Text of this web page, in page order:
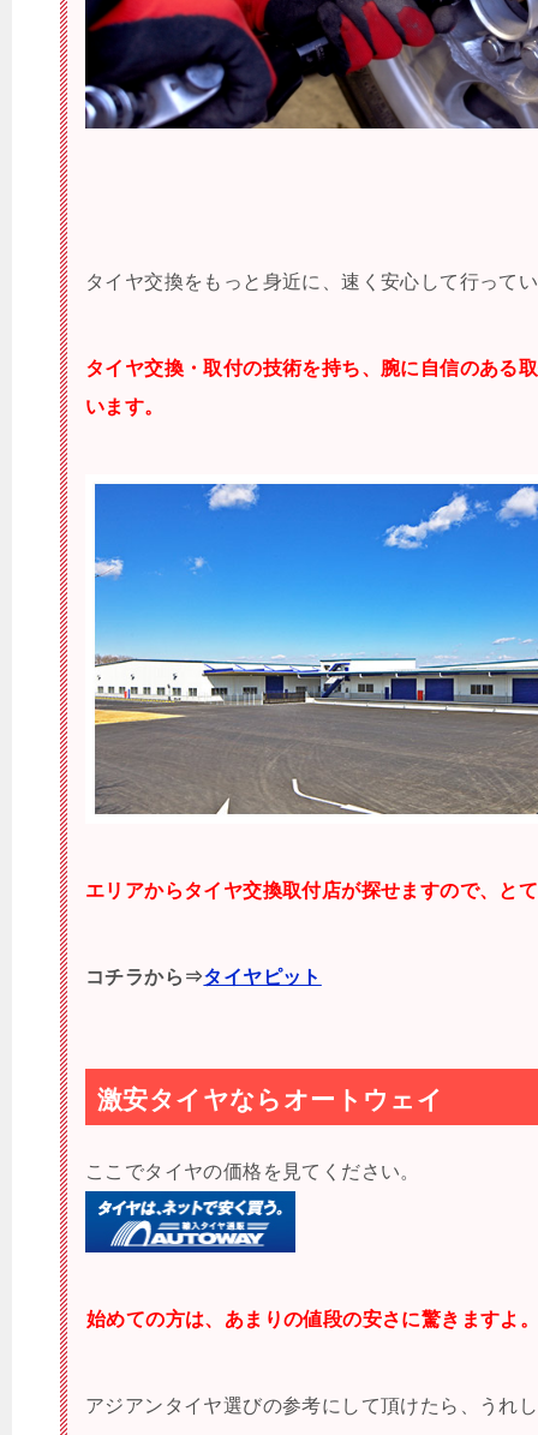
タイヤ交換をもっと身近に、速く安心して行って
タイヤ交換・取付の技術を持ち、腕に自信のある
います。
エリアからタイヤ交換取付店が探せますので、と
コチラから⇒タイヤピット
激安タイヤならオートウェイ
ここでタイヤの価格を見てください。
始めての方は、あまりの値段の安さに驚きますよ
アジアンタイヤ選びの参考にして頂けたら、うれ